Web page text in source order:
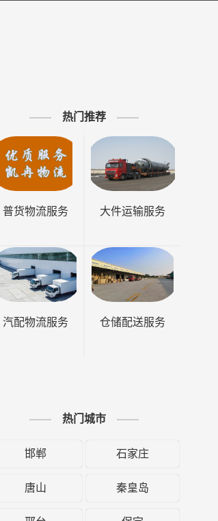
热门推荐
普货物流服务 大件运输服务
汽配物流服务 仓储配送服务
热门城市
邯郸 石家庄
唐山 秦皇岛